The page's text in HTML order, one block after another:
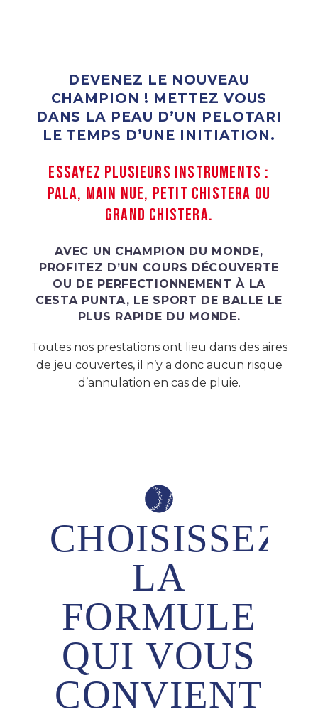
DEVENEZ LE NOUVEAU
CHAMPION ! METTEZ VOUS
DANS LA PEAU D’UN PELOTARI
LE TEMPS D’UNE INITIATION.
ESSAYEZ PLUSIEURS INSTRUMENTS :
PALA, MAIN NUE, PETIT CHISTERA OU
GRAND CHISTERA.
AVEC UN CHAMPION DU MONDE,
PROFITEZ D’UN COURS DÉCOUVERTE
OU DE PERFECTIONNEMENT À LA
CESTA PUNTA, LE SPORT DE BALLE LE
PLUS RAPIDE DU MONDE.
Toutes nos prestations ont lieu dans des aires
de jeu couvertes, il n’y a donc aucun risque
d’annulation en cas de pluie.
CHOISISSEZ
LA
FORMULE
QUI VOUS
CONVIENT